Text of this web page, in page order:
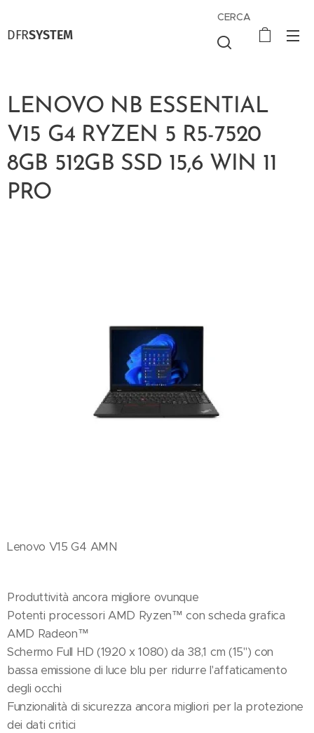
DFRSYSTEM
CERCA
LENOVO NB ESSENTIAL
V15 G4 RYZEN 5 R5-7520
8GB 512GB SSD 15,6 WIN 11
PRO
Lenovo V15 G4 AMN
Produttività ancora migliore ovunque
Potenti processori AMD Ryzen™ con scheda grafica
AMD Radeon™
Schermo Full HD (1920 x 1080) da 38,1 cm (15") con
bassa emissione di luce blu per ridurre l'affaticamento
degli occhi
Funzionalità di sicurezza ancora migliori per la protezione
dei dati critici